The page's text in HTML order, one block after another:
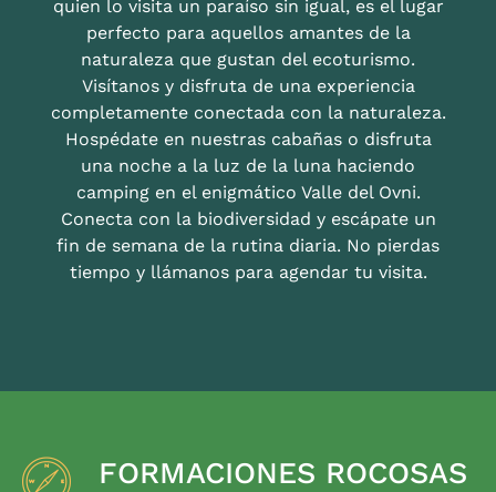
quien lo visita un paraíso sin igual, es el lugar
perfecto para aquellos amantes de la
naturaleza que gustan del ecoturismo.
Visítanos y disfruta de una experiencia
completamente conectada con la naturaleza.
Hospédate en nuestras cabañas o disfruta
una noche a la luz de la luna haciendo
camping en el enigmático Valle del Ovni.
Conecta con la biodiversidad y escápate un
fin de semana de la rutina diaria. No pierdas
tiempo y llámanos para agendar tu visita.
FORMACIONES ROCOSAS